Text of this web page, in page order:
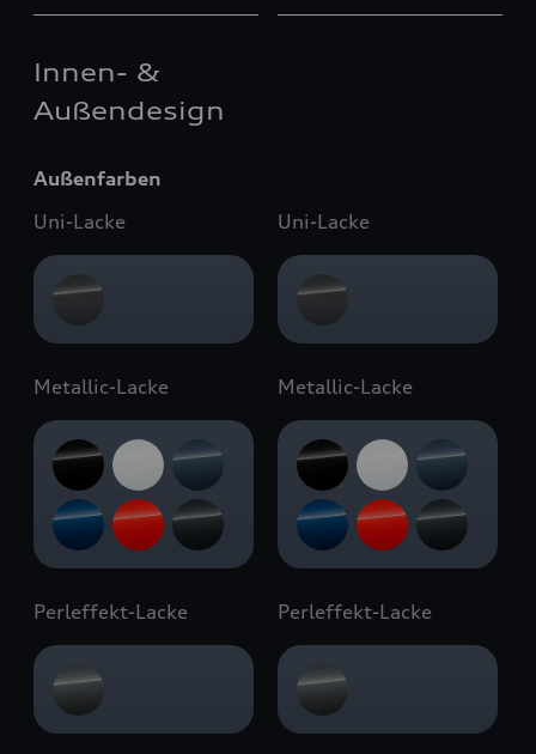
Innen- &
Außendesign
Außenfarben
Uni-Lacke
Metallic-Lacke
Perleffekt-Lacke
Uni-Lacke
Metallic-Lacke
Perleffekt-Lacke